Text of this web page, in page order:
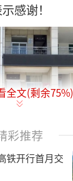
感谢！
全文(剩余75%)
彩推荐
铁开行首月交